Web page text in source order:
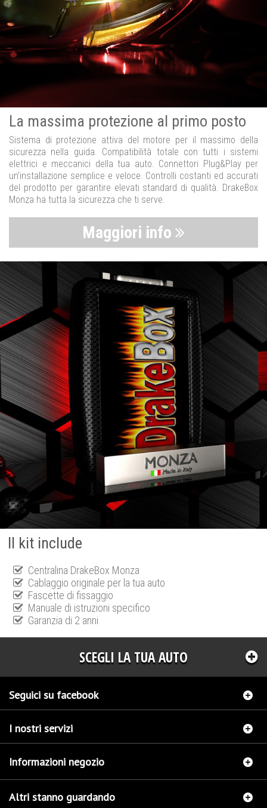
La massima protezione al primo posto
Sistema di protezione attiva del motore per il massimo della
sicurezza nella guida. Compatibilità totale con tutti i sistemi
elettrici e meccanici della tua auto. Connettori Plug&Play per
un’installazione semplice e veloce. Controlli costanti ed accurati
del prodotto per garantire elevati standard di qualità. DrakeBox
Monza ha tutta la sicurezza che ti serve.
Maggiori info
Il kit include
Centralina DrakeBox Monza
Cablaggio originale per la tua auto
Fascette di fissaggio
Manuale di istruzioni specifico
Garanzia di 2 anni
SCEGLI LA TUA AUTO
Seguici su facebook
I nostri servizi
Informazioni negozio
Altri stanno guardando